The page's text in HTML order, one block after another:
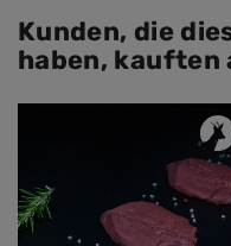
Kunden, die
haben, kauften